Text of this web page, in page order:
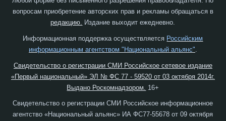
вопросам приобретение авторских прав и рекламы обращаться в
редакцию. Издание выходит ежедневно.
Информационная поддержка осуществляется Российским
информационным агентством "Национальный альянс"
Свидетельство о регистрации СМИ Российское сетевое издание
«Первый национальный» ЭЛ № ФС 77 - 59520 от 03 октября 2014г.
Выдано Роскомнадзором.
16+
Свидетельство о регистрации СМИ Российское информационное
агентство «Национальный альянс» ИА ФС77-55678 от 09 октября